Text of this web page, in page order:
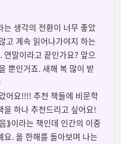
는 생각의 전환이 너무 좋았
고 계속 읽어나가야지 하는
연말이라고 끝인가요? 앞으
뿐인거죠. 새해 복 많이 받
어요!!!! 추천 책들에 비문학
을 하나 추천드리고 싶어요!
⟫이라는 책인데 인간의 이중
요. 올 한해를 돌아보며 나는